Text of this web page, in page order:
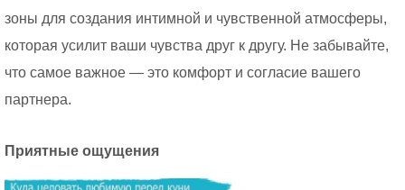
зоны для создания интимной и чувственной атмосферы,
которая усилит ваши чувства друг к другу. Не забывайте,
что самое важное — это комфорт и согласие вашего
партнера.
Приятные ощущения